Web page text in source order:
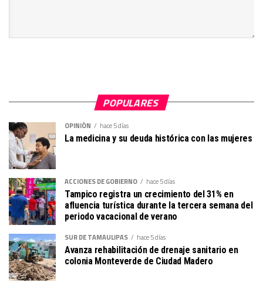
POPULARES
OPINIÓN hace 5 días
La medicina y su deuda histórica con las mujeres
ACCIONES DE GOBIERNO hace 5 días
Tampico registra un crecimiento del 31% en
afluencia turística durante la tercera semana del
periodo vacacional de verano
SUR DE TAMAULIPAS hace 5 días
Avanza rehabilitación de drenaje sanitario en
colonia Monteverde de Ciudad Madero